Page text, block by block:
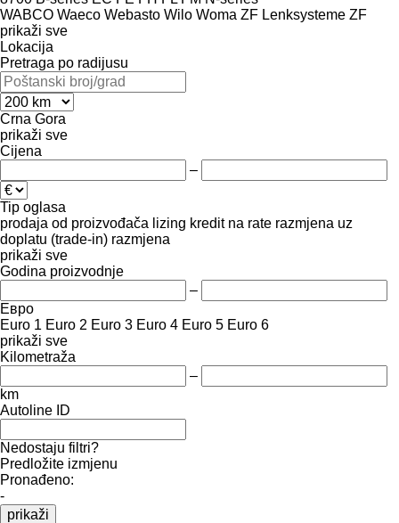
WABCO Waeco Webasto Wilo Woma ZF Lenksysteme ZF
prikaži sve
Lokacija
Pretraga po radijusu
Crna Gora
prikaži sve
Cijena
–
Tip oglasa
prodaja od proizvođača lizing kredit na rate razmjena uz
doplatu (trade-in) razmjena
prikaži sve
Godina proizvodnje
–
Евро
Euro 1 Euro 2 Euro 3 Euro 4 Euro 5 Euro 6
prikaži sve
Kilometraža
–
km
Autoline ID
Nedostaju filtri?
Predložite izmjenu
Pronađeno:
-
prikaži